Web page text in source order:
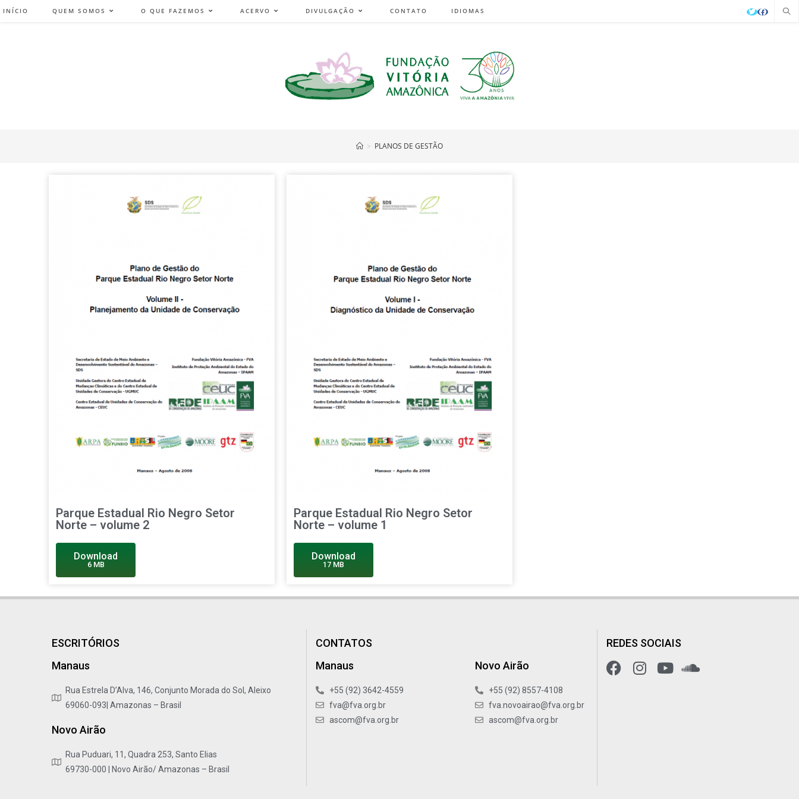
INÍCIO QUEM SOMOS O QUE FAZEMOS ACERVO DIVULGAÇÃO CONTATO IDIOMAS
> PLANOS DE GESTÃO
Parque Estadual Rio Negro Setor
Norte – volume 2
Download
6 MB
Parque Estadual Rio Negro Setor
Norte – volume 1
Download
17 MB
ESCRITÓRIOS
Manaus
Rua Estrela D’Alva, 146, Conjunto Morada do Sol, Aleixo
69060-093| Amazonas – Brasil
Novo Airão
Rua Puduari, 11, Quadra 253, Santo Elias
69730-000 | Novo Airão/ Amazonas – Brasil
CONTATOS
Manaus
+55 (92) 3642-4559
fva@fva.org.br
ascom@fva.org.br
Novo Airão
+55 (92) 8557-4108
fva.novoairao@fva.org.br
ascom@fva.org.br
REDES SOCIAIS